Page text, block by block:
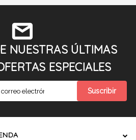
NUESTRAS ÚLTIMAS
ESPECIALES